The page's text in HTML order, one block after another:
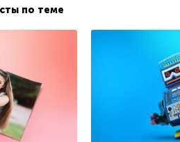
по теме